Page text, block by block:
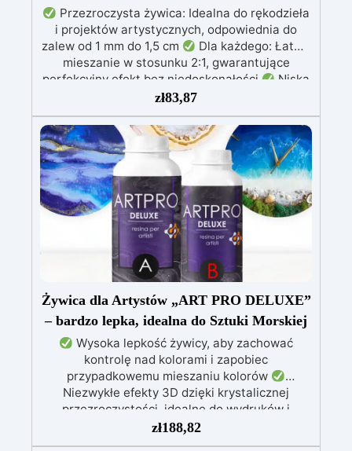
Przezroczysta żywica: Idealna do rękodzieła
i projektów artystycznych, odpowiednia do
zalew od 1 mm do 1,5 cm
Dla każdego: Łatwe
mieszanie w stosunku 2:1, gwarantujące
perfekcyjny efekt bez niedoskonałości
Niska
lepkość: Zapewnia odlewy bez pęcherzyków,
kompatybilna z drewnem, silikonem, szkłem,
metalem i innymi materiałami
Bezpieczna po
utwardzeniu: Nietoksyczna, bezpieczna dla
skóry, wolna od BPA i rozpuszczalników (VOC
Free)
Błyszcząca i samopoziomująca: Z
filtrami UV przeciw żółknięciu dla trwałego i
lśniącego wykończenia
zł83,87
Żywica dla Artystów „ART PRO DELUXE”
– bardzo lepka, idealna do Sztuki Morskiej
Wysoka lepkość żywicy, aby zachować
kontrolę nad kolorami i zapobiec
przypadkowemu mieszaniu kolorów
Niezwykłe efekty 3D dzięki krystalicznej
przezroczystości, idealne do wydruków i
Nie kapie: wszechstronna aplikacja
na powierzchniach pochylonych, pionowych lub
zł188,82